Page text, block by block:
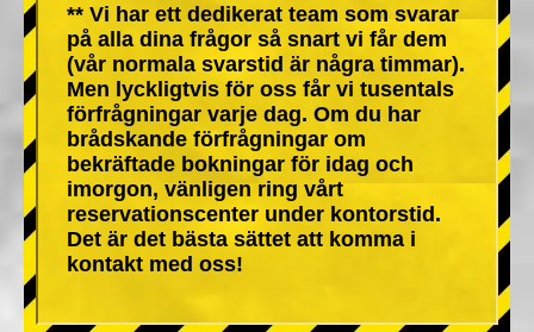
** Vi har ett dedikerat team som svarar
på alla dina frågor så snart vi får dem
(vår normala svarstid är några timmar).
Men lyckligtvis för oss får vi tusentals
förfrågningar varje dag. Om du har
brådskande förfrågningar om
bekräftade bokningar för idag och
imorgon, vänligen ring vårt
reservationscenter under kontorstid.
Det är det bästa sättet att komma i
kontakt med oss!